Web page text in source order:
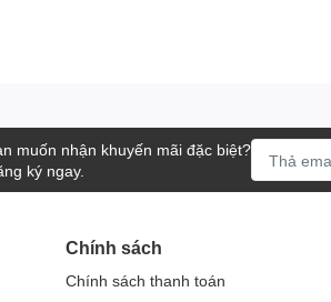
muốn nhận khuyến mãi đặc biệt?
ký ngay.
Chính sách
Chính sách thanh toán